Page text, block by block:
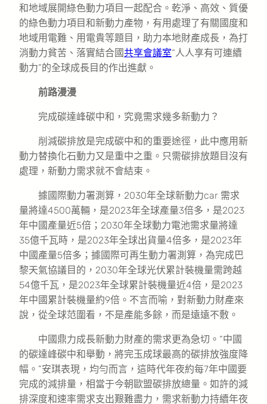
和地域展開綠色動力項目一起配合。乾淨、高效、質優
的綠色動力項目和新動力產物，有用處理了有關國度和
地域用電難、用電貴等題目，助力本地財產成長，為打
消動力貧苦、落實結合國共享會議室“人人享有可連續
動力”的全球成長目的作出進獻。
前路漫漫
完成碳達峰碳中和，究竟需求幾多新動力？
削減碳排放是完成碳中和的重要途徑，此中應用新
動力替換化石動力又是重中之重。只需碳排放題目沒有
處理，新動力需求就不會結束。
據國際動力署測算，2030年全球新動力car 需求
量將達4500萬輛，是2023年全球產量3倍多，是2023
年中國產量近5倍；2030年全球動力電池需求量將達
35億千瓦時，是2023年全球出貨量4倍多，是2023年
中國產量5倍多；據國際可再生動力署測算，為完成巴
黎天氣協議目的，2030年全球光伏累計裝機量需跨越
54億千瓦，是2023年全球累計裝機量近4倍，是2023
年中國累計裝機量約9倍。不言而喻，對新動力財產來
說，從全球范圍看，不是產能多餘，而是遠遠不敷。
中國鼎力成長新動力財產的需求更為急切。“中國
的碳達峰碳中和舉動，將完玉成球最高的碳排放強度降
幅。”安琪表現，均勻而言，這時代年夜約每7年中國要
完成的減排量，相當于今朝歐盟碳排放總量。如許的減
排深度和速率需求支出艱難盡力，需求新動力持續年夜